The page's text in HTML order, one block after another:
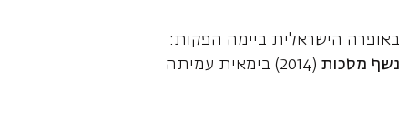
באופרה הישראלית ביימה הפקות:
נשף מסכות(2014) בימאית עמיתה